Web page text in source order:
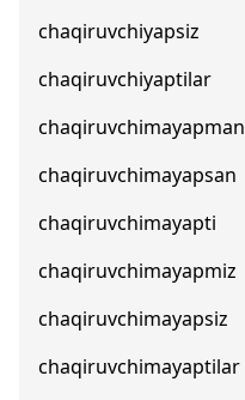
chaqiruvchiyapsiz
chaqiruvchiyaptilar
chaqiruvchimayapman
chaqiruvchimayapsan
chaqiruvchimayapti
chaqiruvchimayapmiz
chaqiruvchimayapsiz
chaqiruvchimayaptilar